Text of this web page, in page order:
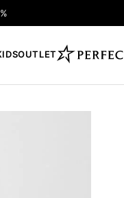
OUTLET